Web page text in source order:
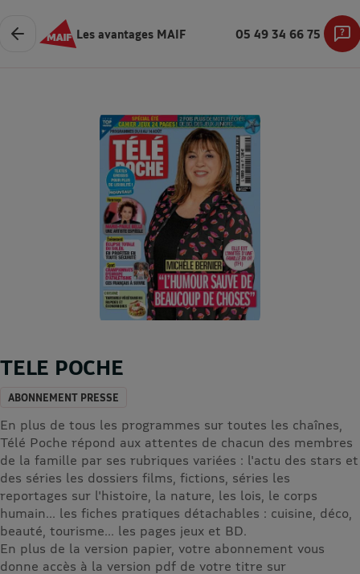
Les avantages MAIF 05 49 34 66 75
TELE POCHE
ABONNEMENT PRESSE
En plus de tous les programmes sur toutes les chaînes,
Télé Poche répond aux attentes de chacun des membres
de la famille par ses rubriques variées : l'actu des stars et
des séries les dossiers films, fictions, séries les
reportages sur l'histoire, la nature, les lois, le corps
humain... les fiches pratiques détachables : cuisine, déco,
beauté, tourisme... les pages jeux et BD.
En plus de la version papier, votre abonnement vous
donne accès à la version pdf de votre titre sur